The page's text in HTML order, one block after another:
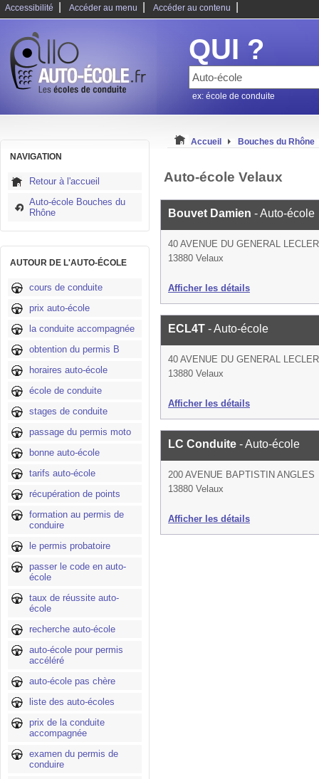
Accessibilité Accéder au menu Accéder au contenu
QUI ?
ex: école de conduite
NAVIGATION
Retour à l'accueil
Auto-école Bouches du
Rhône
AUTOUR DE L'AUTO-ÉCOLE
cours de conduite
prix auto-école
la conduite accompagnée
obtention du permis B
horaires auto-école
école de conduite
stages de conduite
passage du permis moto
bonne auto-école
tarifs auto-école
récupération de points
formation au permis de
conduire
le permis probatoire
passer le code en auto-
école
taux de réussite auto-
école
recherche auto-école
auto-école pour permis
accéléré
auto-école pas chère
liste des auto-écoles
prix de la conduite
accompagnée
examen du permis de
conduire
Accueil Bouches du Rhône
Auto-école Velaux
Bouvet Damien - Auto-école
40 AVENUE DU GENERAL
13880 Velaux
Afficher les détails
ECL4T - Auto-école
40 AVENUE DU GENERAL
13880 Velaux
Afficher les détails
LC Conduite - Auto-école
200 AVENUE BAPTISTIN ANGLES
13880 Velaux
Afficher les détails